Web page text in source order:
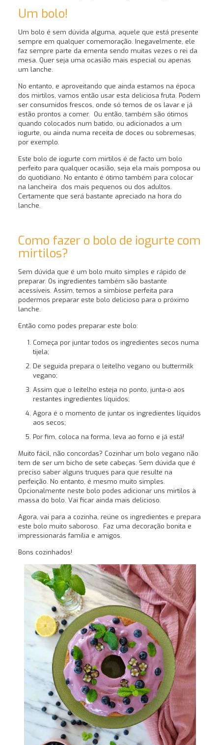
Um bolo!
Um bolo é sem dúvida alguma, aquele que está presente
sempre em qualquer comemoração. Inegavelmente, ele
faz sempre parte da ementa sendo muitas vezes o rei da
mesa. Quer seja uma ocasião mais especial ou apenas
um lanche.
No entanto, e aproveitando que ainda estamos na época
dos mirtilos, vamos então usar esta deliciosa fruta. Podem
ser consumidos frescos, onde só temos de os lavar e já
estão prontos a comer. Ou então, também são ótimos
quando colocados num batido, ou adicionados a um
iogurte, ou ainda numa receita de doces ou sobremesas,
por exemplo.
Este bolo de iogurte com mirtilos é de facto um bolo
perfeito para qualquer ocasião, seja ela mais pomposa ou
do quotidiano. No entanto é ótimo também para colocar
na lancheira dos mais pequenos ou dos adultos.
Certamente que será bastante apreciado na hora do
lanche.
Como fazer o bolo de iogurte com
mirtilos?
Sem dúvida que é um bolo muito simples e rápido de
preparar. Os ingredientes também são bastante
acessíveis. Assim, temos a simbiose perfeita para
podermos preparar este bolo delicioso para o próximo
lanche.
Então como podes preparar este bolo:
Começa por juntar todos os ingredientes secos numa
tijela;
De seguida prepara o leitelho vegano ou buttermilk
vegano;
Assim que o leitelho esteja no ponto, junta-o aos
restantes ingredientes líquidos;
Agora é o momento de juntar os ingredientes líquidos
aos secos;
Por fim, coloca na forma, leva ao forno e já está!
Muito fácil, não concordas? Cozinhar um bolo vegano não
tem de ser um bicho de sete cabeças. Sem dúvida que é
preciso saber alguns truques para que resulte na
perfeição. No entanto, é mesmo muito simples.
Opcionalmente neste bolo podes adicionar uns mirtilos à
massa do bolo. Vai ficar ainda mais delicioso.
Agora, vai para a cozinha, reúne os ingredientes e prepara
este bolo muito saboroso. Faz uma decoração bonita e
impressionarás família e amigos.
Bons cozinhados!